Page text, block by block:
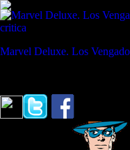
critica
Marvel Deluxe. Los